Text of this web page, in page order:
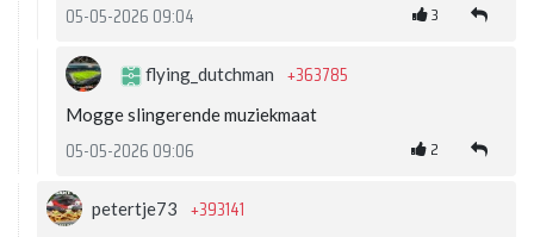
05-05-2026 09:04 3
flying_dutchman +363785
Mogge slingerende muziekmaat
05-05-2026 09:06 2
petertje73 +393141